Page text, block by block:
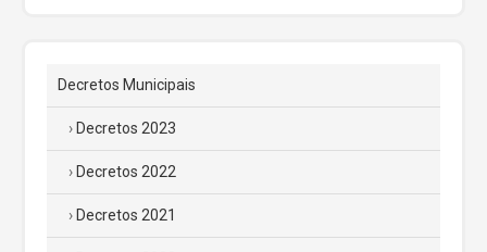
Decretos Municipais
Decretos 2023
Decretos 2022
Decretos 2021